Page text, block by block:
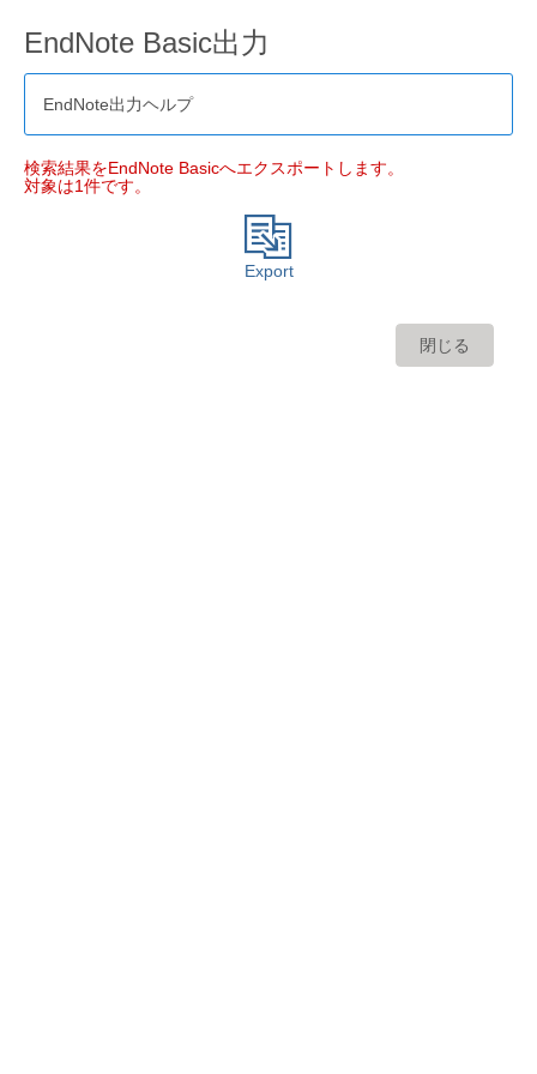
EndNote Basic出力
EndNote出力ヘルプ
検索結果をEndNote Basicへエクスポートします。
対象は1件です。
Export